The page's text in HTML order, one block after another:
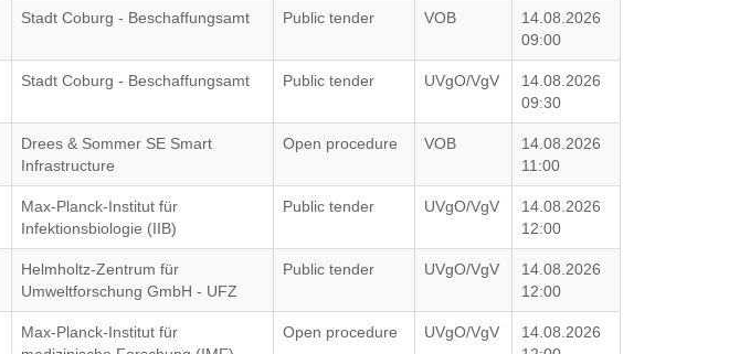
Stadt Coburg - Beschaffungsamt Public tender VOB
14.08.2026
09:00
Stadt Coburg - Beschaffungsamt Public tender UVgO/VgV
14.08.2026
09:30
Drees & Sommer SE Smart
Infrastructure
Open procedure VOB
14.08.2026
11:00
Max-Planck-Institut für
Infektionsbiologie (IIB)
Public tender UVgO/VgV
14.08.2026
12:00
Helmholtz-Zentrum für
Umweltforschung GmbH - UFZ
Public tender UVgO/VgV
14.08.2026
12:00
Max-Planck-Institut für
Open procedure UVgO/VgV
14.08.2026